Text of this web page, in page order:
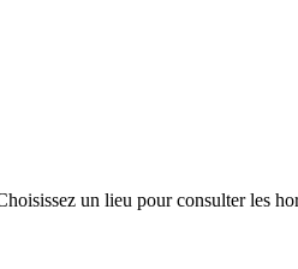
un lieu pour consulter les